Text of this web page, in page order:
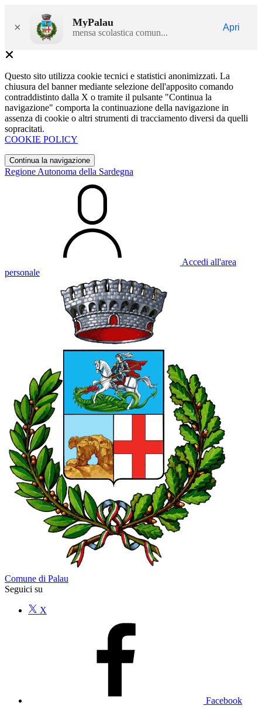
× MyPalau
mensa scolastica comun...
Apri
Questo sito utilizza cookie tecnici e statistici anonimizzati. La
chiusura del banner mediante selezione dell'apposito comando
contraddistinto dalla X o tramite il pulsante "Continua la
navigazione" comporta la continuazione della navigazione in
assenza di cookie o altri strumenti di tracciamento diversi da quelli
sopracitati.
COOKIE POLICY
Continua la navigazione
Regione Autonoma della Sardegna
Accedi all'area
personale
Comune di Palau
Seguici su
X
Facebook